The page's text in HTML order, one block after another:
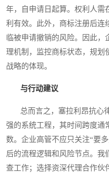
年，自申请日起算。权利人需
利有效。此外，商标注册后连
临被申请撤销的风险。因此
理机制，监控商标状态，规划
战略的体现。
与行动建议
总而言之，塞拉利昂抗心
强的系统工程，其时间跨度通
数。企业高管不应只关注“要
后的流程逻辑和风险节点。我
查工作；选择资深代理合作伙